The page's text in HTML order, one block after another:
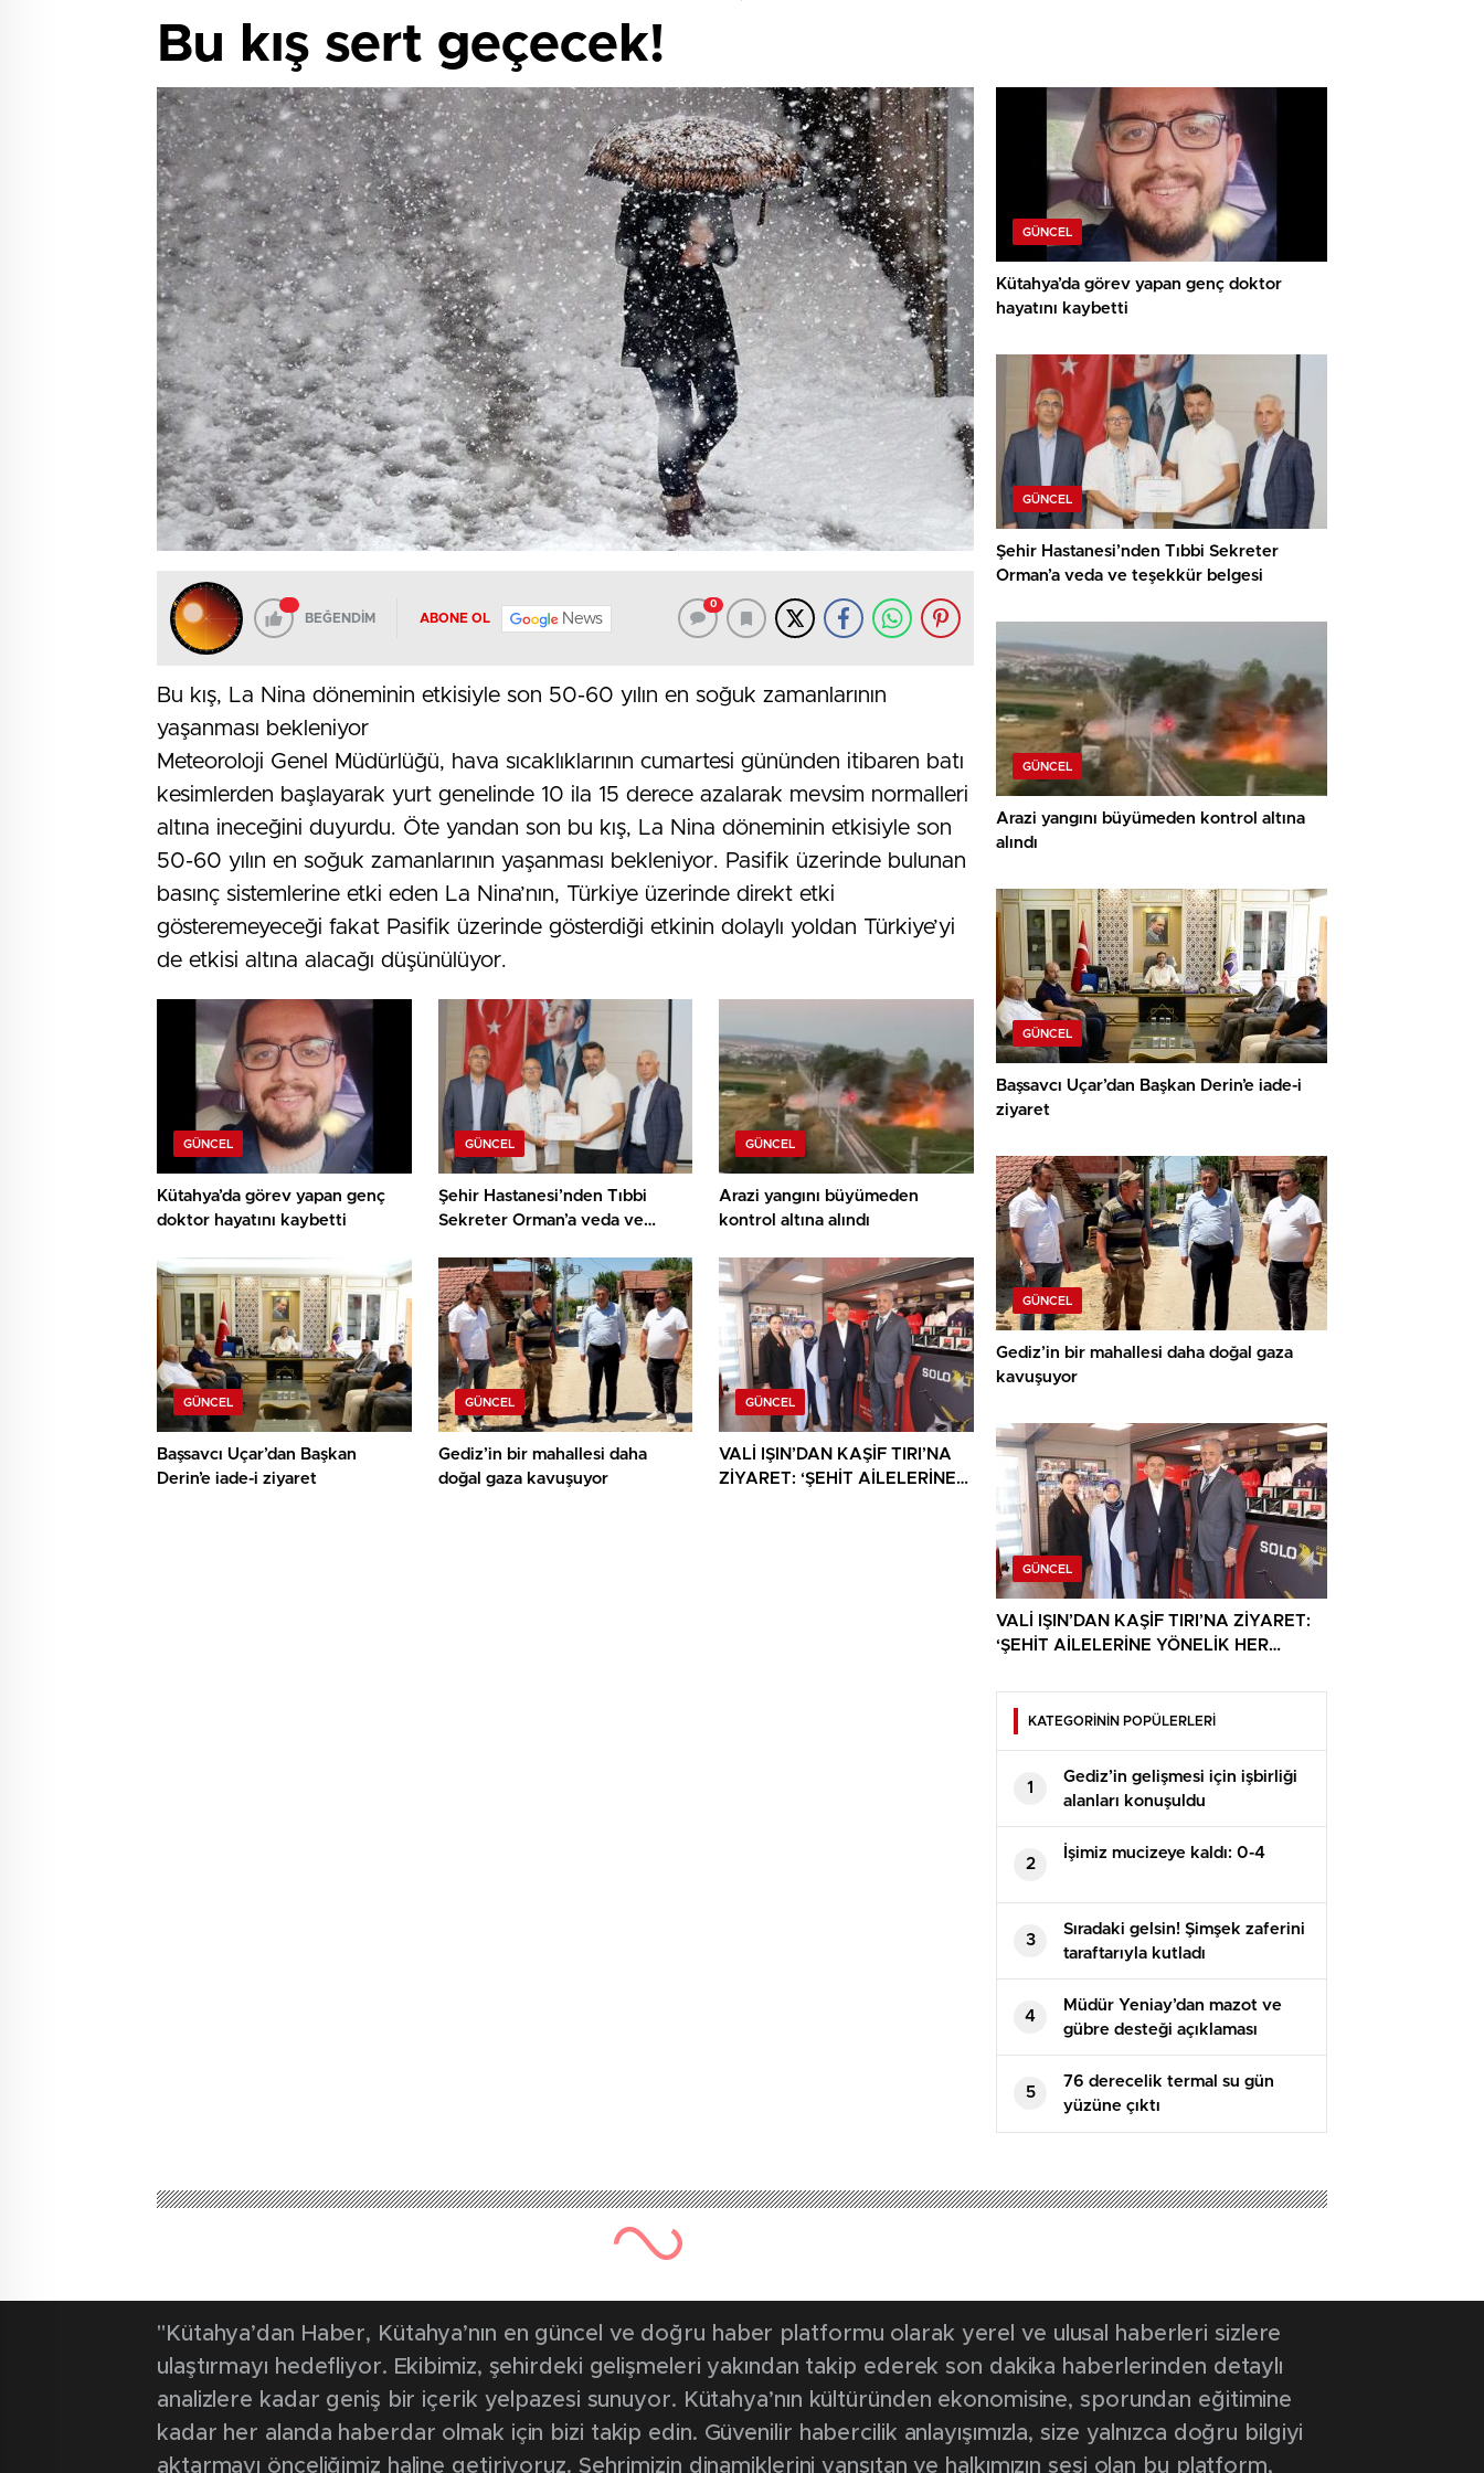
Bu kış sert geçecek!
BEĞENDİM ABONE OL News
0
Bu kış, La Nina döneminin etkisiyle son 50-60 yılın en soğuk zamanlarının
yaşanması bekleniyor
Meteoroloji Genel Müdürlüğü, hava sıcaklıklarının cumartesi gününden itibaren batı
kesimlerden başlayarak yurt genelinde 10 ila 15 derece azalarak mevsim normalleri
altına ineceğini duyurdu. Öte yandan son bu kış, La Nina döneminin etkisiyle son
50-60 yılın en soğuk zamanlarının yaşanması bekleniyor. Pasifik üzerinde bulunan
basınç sistemlerine etki eden La Nina’nın, Türkiye üzerinde direkt etki
gösteremeyeceği fakat Pasifik üzerinde gösterdiği etkinin dolaylı yoldan Türkiye’yi
de etkisi altına alacağı düşünülüyor.
GÜNCEL
Kütahya’da görev yapan genç
doktor hayatını kaybetti
GÜNCEL
Şehir Hastanesi’nden Tıbbi
Sekreter Orman’a veda ve
GÜNCEL
Arazi yangını büyümeden
kontrol altına alındı
GÜNCEL
Başsavcı Uçar’dan Başkan
Derin’e iade-i ziyaret
GÜNCEL
Gediz’in bir mahallesi daha
doğal gaza kavuşuyor
GÜNCEL
VALİ IŞIN’DAN KAŞİF TIRI’NA
ZİYARET: ‘ŞEHİT AİLELERİNE
GÜNCEL
Kütahya’da görev yapan genç doktor
hayatını kaybetti
GÜNCEL
Şehir Hastanesi’nden Tıbbi Sekreter
Orman’a veda ve teşekkür belgesi
GÜNCEL
Arazi yangını büyümeden kontrol altına
alındı
GÜNCEL
Başsavcı Uçar’dan Başkan Derin’e iade-i
ziyaret
GÜNCEL
Gediz’in bir mahallesi daha doğal gaza
kavuşuyor
GÜNCEL
VALİ IŞIN’DAN KAŞİF TIRI’NA ZİYARET:
‘ŞEHİT AİLELERİNE YÖNELİK HER
KATEGORİNİN POPÜLERLERİ
1
Gediz’in gelişmesi için işbirliği
alanları konuşuldu
2
İşimiz mucizeye kaldı: 0-4
3
Sıradaki gelsin! Şimşek zaferini
taraftarıyla kutladı
4
Müdür Yeniay’dan mazot ve
gübre desteği açıklaması
5
76 derecelik termal su gün
yüzüne çıktı
"Kütahya’dan Haber, Kütahya’nın en güncel ve doğru haber platformu olarak yerel ve ulusal haberleri sizlere
ulaştırmayı hedefliyor. Ekibimiz, şehirdeki gelişmeleri yakından takip ederek son dakika haberlerinden detaylı
analizlere kadar geniş bir içerik yelpazesi sunuyor. Kütahya’nın kültüründen ekonomisine, sporundan eğitimine
kadar her alanda haberdar olmak için bizi takip edin. Güvenilir habercilik anlayışımızla, size yalnızca doğru bilgiyi
aktarmayı önceliğimiz haline getiriyoruz. Şehrimizin dinamiklerini yansıtan ve halkımızın sesi olan bu platform,